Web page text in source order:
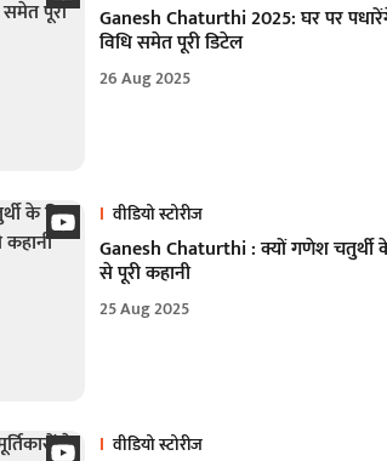
Ganesh Chaturthi 2025: घर पर
विधि समेत पूरी डिटेल
26 Aug 2025
वीडियो स्टोरीज
Ganesh Chaturthi : क्यों गणेश चतुर्थी
से पूरी कहानी
25 Aug 2025
वीडियो स्टोरीज